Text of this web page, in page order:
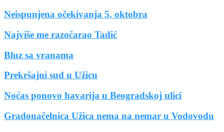
Neispunjena očekivanja 5. oktobra
Najviše me razočarao Tadić
Bluz sa vranama
Prekršajni sud u Užicu
Noćas ponovo havarija u Beogradskoj ulici
Gradonačelnica Užica nema na nemar u Vodovodu